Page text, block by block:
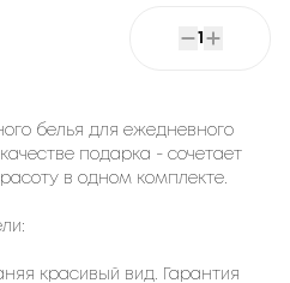
1
белья для ежедневного
подарка - сочетает
в одном комплекте.
красивый вид. Гарантия